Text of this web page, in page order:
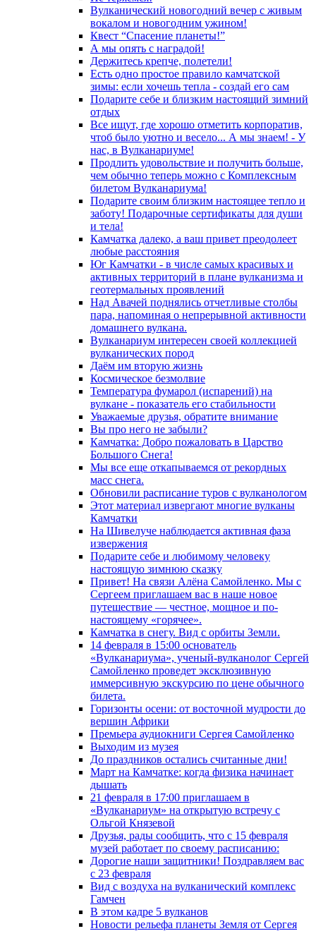
Вулканический новогодний вечер с живым
вокалом и новогодним ужином!
Квест “Спасение планеты!”
А мы опять с наградой!
Держитесь крепче, полетели!
Есть одно простое правило камчатской
зимы: если хочешь тепла - создай его сам
Подарите себе и близким настоящий зимний
отдых
Все ищут, где хорошо отметить корпоратив,
чтоб было уютно и весело... А мы знаем! - У
нас, в Вулканариуме!
Продлить удовольствие и получить больше,
чем обычно теперь можно с Комплексным
билетом Вулканариума!
Подарите своим близким настоящее тепло и
заботу! Подарочные сертификаты для души
и тела!
Камчатка далеко, а ваш привет преодолеет
любые расстояния
Юг Камчатки - в числе самых красивых и
активных территорий в плане вулканизма и
геотермальных проявлений
Над Авачей поднялись отчетливые столбы
пара, напоминая о непрерывной активности
домашнего вулкана.
Вулканариум интересен своей коллекцией
вулканических пород
Даём им вторую жизнь
Космическое безмолвие
Температура фумарол (испарений) на
вулкане - показатель его стабильности
Уважаемые друзья, обратите внимание
Вы про него не забыли?
Камчатка: Добро пожаловать в Царство
Большого Снега!
Мы все еще откапываемся от рекордных
масс снега.
Обновили расписание туров с вулканологом
Этот материал извергают многие вулканы
Камчатки
На Шивелуче наблюдается активная фаза
извержения
Подарите себе и любимому человеку
настоящую зимнюю сказку
Привет! На связи Алёна Самойленко. Мы с
Сергеем приглашаем вас в наше новое
путешествие — честное, мощное и по-
настоящему «горячее».
Камчатка в снегу. Вид с орбиты Земли.
14 февраля в 15:00 основатель
«Вулканариума», ученый-вулканолог Сергей
Самойленко проведет эксклюзивную
иммерсивную экскурсию по цене обычного
билета.
Горизонты осени: от восточной мудрости до
вершин Африки
Премьера аудиокниги Сергея Самойленко
Выходим из музея
До праздников остались считанные дни!
Март на Камчатке: когда физика начинает
дышать
21 февраля в 17:00 приглашаем в
«Вулканариум» на открытую встречу с
Ольгой Князевой
Друзья, рады сообщить, что с 15 февраля
музей работает по своему расписанию:
Дорогие наши защитники! Поздравляем вас
с 23 февраля
Вид с воздуха на вулканический комплекс
Гамчен
В этом кадре 5 вулканов
Новости рельефа планеты Земля от Сергея